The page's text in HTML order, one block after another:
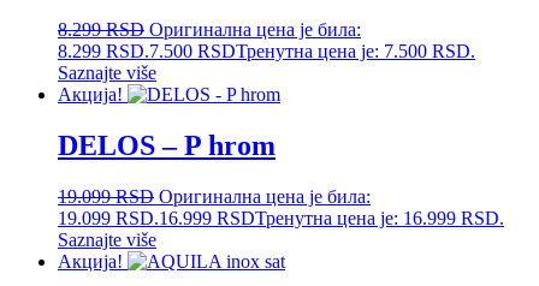
8.299RSD Оригинална цена је била:
8.299 RSD.7.500 RSDТренутна цена је: 7.500 RSD.
Saznajte više
Акција!
DELOS – P hrom
19.099RSD Оригинална цена је била:
19.099 RSD.16.999 RSDТренутна цена је: 16.999 RSD.
Saznajte više
Акција!